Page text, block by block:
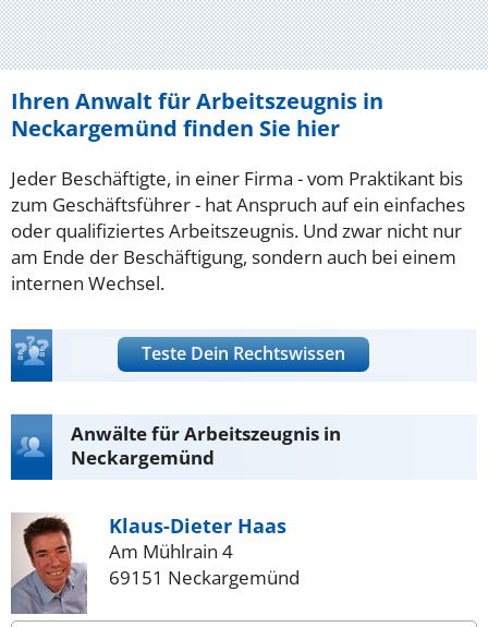
Ihren Anwalt für Arbeitszeugnis in
Neckargemünd finden Sie hier
Jeder Beschäftigte, in einer Firma - vom Praktikant bis
zum Geschäftsführer - hat Anspruch auf ein einfaches
oder qualifiziertes Arbeitszeugnis. Und zwar nicht nur
am Ende der Beschäftigung, sondern auch bei einem
internen Wechsel.
Teste Dein Rechtswissen
Anwälte für Arbeitszeugnis in
Neckargemünd
Klaus-Dieter Haas
Am Mühlrain 4
69151 Neckargemünd